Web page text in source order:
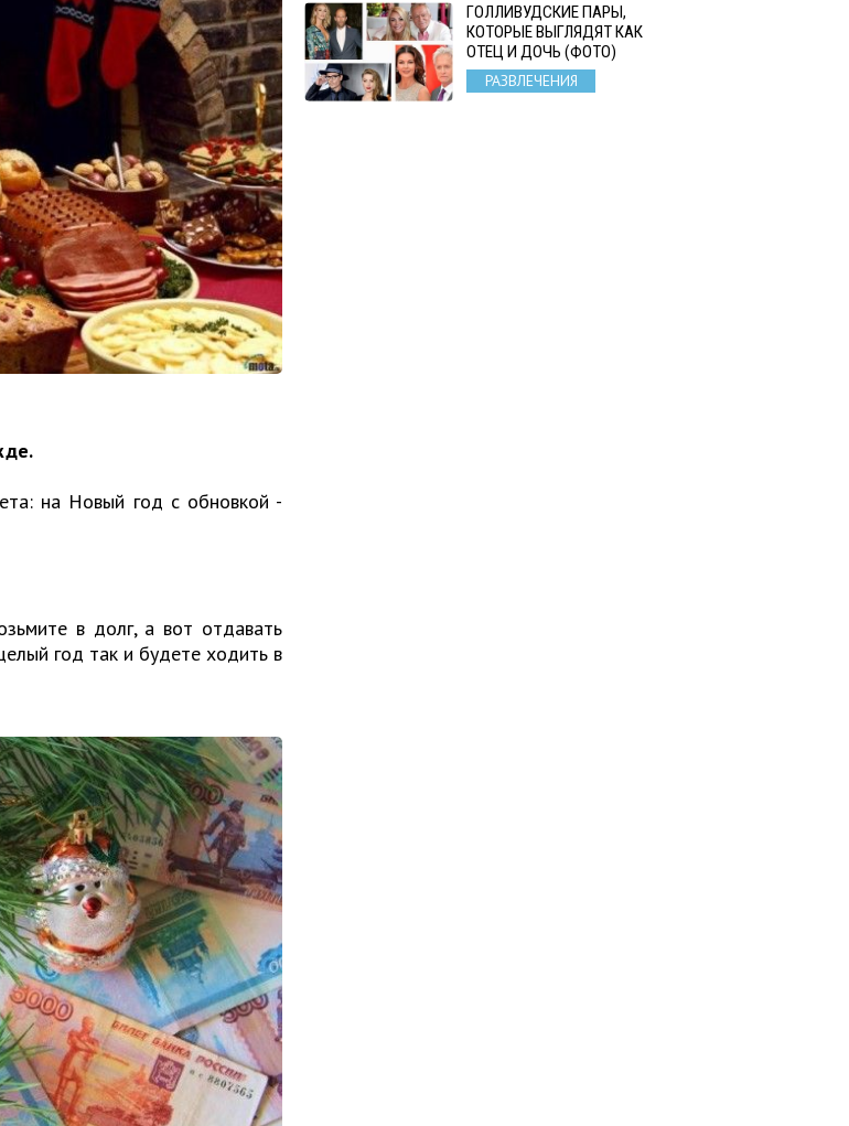
на Новый год с обновкой -
в долг, а вот отдавать
год так и будете ходить в
ГОЛЛИВУДСКИЕ ПАРЫ,
КОТОРЫЕ ВЫГЛЯДЯТ КАК
ОТЕЦ И ДОЧЬ (ФОТО)
РАЗВЛЕЧЕНИЯ